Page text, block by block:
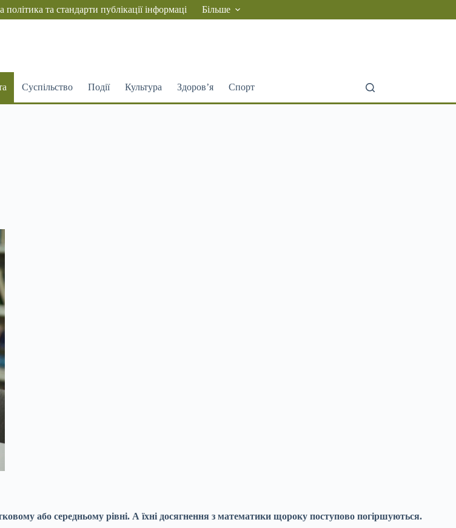
політика та стандарти публікації інформаці Більше
Суспільство Події Культура Здоров’я Спорт
або середньому рівні. А їхні досягнення з математики щороку поступово погіршуються.